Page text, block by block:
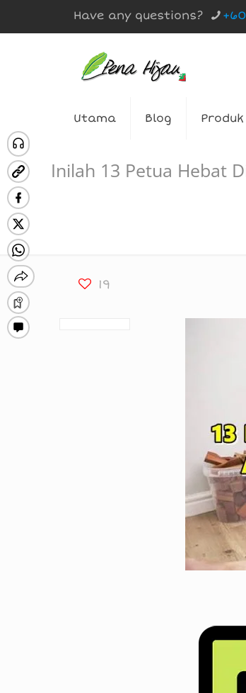
Have any questions?
Utama Blog
Inilah 13 Petua Hebat
19